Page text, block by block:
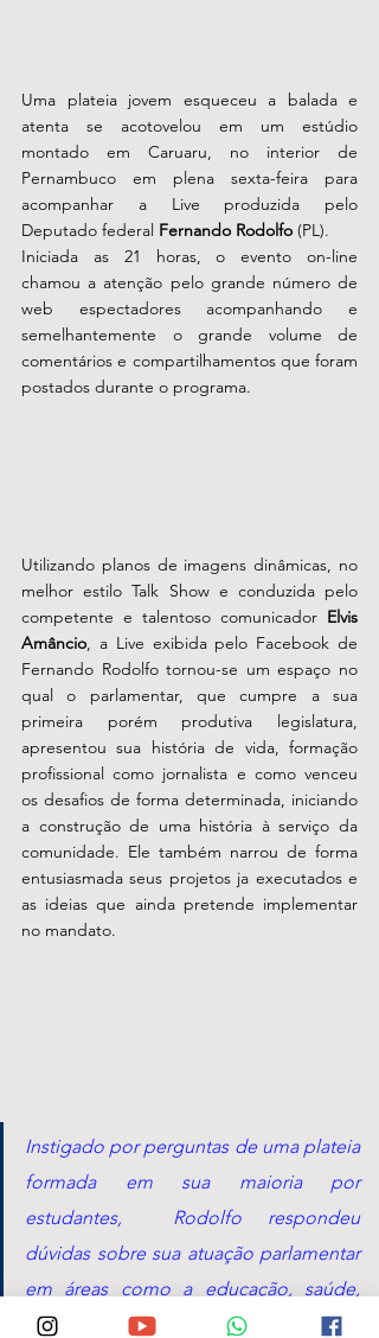
Uma plateia jovem esqueceu a balada e
atenta se acotovelou em um estúdio
montado em Caruaru, no interior de
Pernambuco em plena sexta-feira para
acompanhar a Live produzida pelo
Deputado federal Fernando Rodolfo (PL).
Iniciada as 21 horas, o evento on-line
chamou a atenção pelo grande número de
web espectadores acompanhando e
semelhantemente o grande volume de
comentários e compartilhamentos que foram
postados durante o programa.
Utilizando planos de imagens dinâmicas, no
melhor estilo Talk Show e conduzida pelo
competente e talentoso comunicador Elvis
Amâncio , a Live exibida pelo Facebook de
Fernando Rodolfo tornou-se um espaço no
qual o parlamentar, que cumpre a sua
primeira porém produtiva legislatura,
apresentou sua história de vida, formação
profissional como jornalista e como venceu
os desafios de forma determinada, iniciando
a construção de uma história à serviço da
comunidade. Ele também narrou de forma
entusiasmada seus projetos ja executados e
as ideias que ainda pretende implementar
no mandato.
Instigado por perguntas de uma plateia
formada em sua maioria por
estudantes,  Rodolfo respondeu
dúvidas sobre sua atuação parlamentar
em áreas como a educação, saúde,
segurança e falou sobre as Comissões